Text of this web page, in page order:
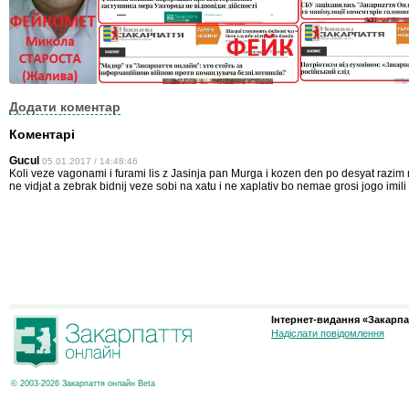
Додати коментар
Коментарі
Gucul 05.01.2017 / 14:48:46
Koli veze vagonami i furami lis z Jasinja pan Murga i kozen den po desyat razim
ne vidjat a zebrak bidnij veze sobi na xatu i ne xaplativ bo nemae grosi jogo
© 2003-2026 Закарпаття онлайн Beta
Інтернет-видання
Надіслати повідомлення